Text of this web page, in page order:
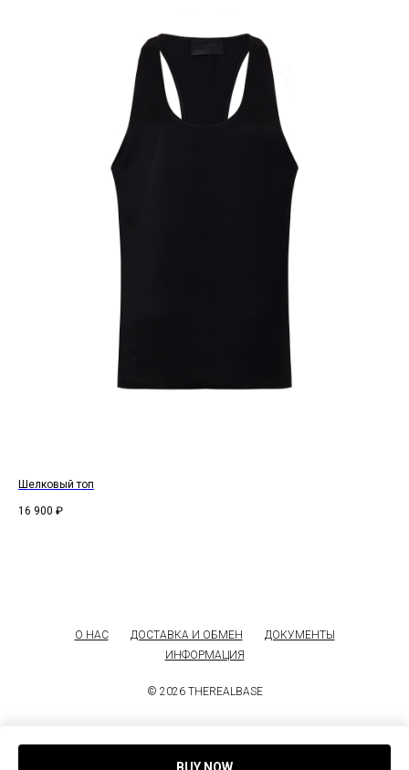
Шелковый топ
16 900 ₽
О НАС ДОСТАВКА И ОБМЕН
ДОКУМЕНТЫ
ИНФОРМАЦИЯ
© 2026 THEREALBASE